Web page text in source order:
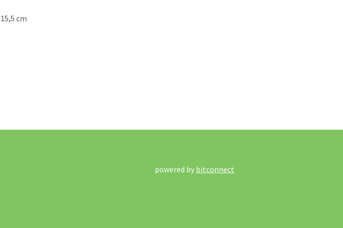
cm
powered by bitconnect